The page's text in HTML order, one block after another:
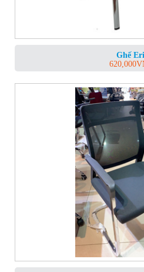
Ghế
620,000